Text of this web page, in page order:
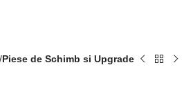
Piese de Schimb si Upgrade